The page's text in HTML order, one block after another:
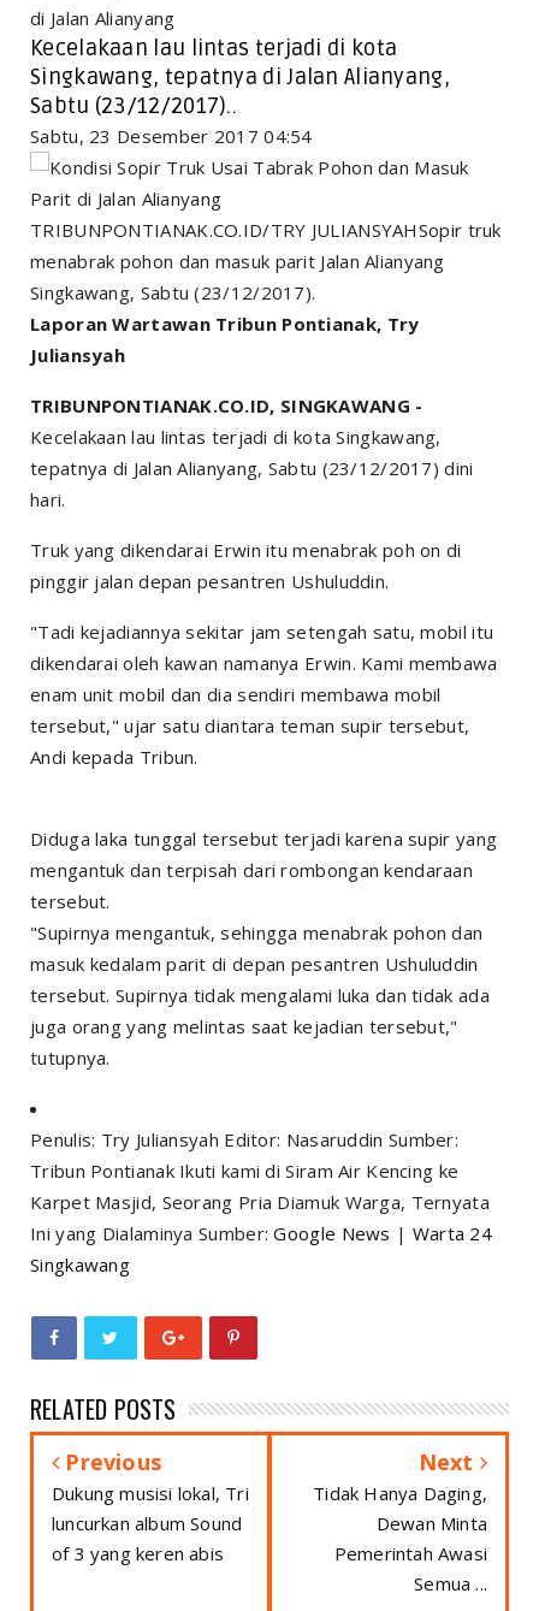
di Jalan Alianyang
Kecelakaan lau lintas terjadi di kota
Singkawang, tepatnya di Jalan Alianyang,
Sabtu (23/12/2017)..
Sabtu, 23 Desember 2017 04:54
TRIBUNPONTIANAK.CO.ID/TRY JULIANSYAHSopir truk
menabrak pohon dan masuk parit Jalan Alianyang
Singkawang, Sabtu (23/12/2017).
Laporan Wartawan Tribun Pontianak, Try
Juliansyah
TRIBUNPONTIANAK.CO.ID, SINGKAWANG -
Kecelakaan lau lintas terjadi di kota Singkawang,
tepatnya di Jalan Alianyang, Sabtu (23/12/2017) dini
hari.
Truk yang dikendarai Erwin itu menabrak poh on di
pinggir jalan depan pesantren Ushuluddin.
"Tadi kejadiannya sekitar jam setengah satu, mobil itu
dikendarai oleh kawan namanya Erwin. Kami membawa
enam unit mobil dan dia sendiri membawa mobil
tersebut," ujar satu diantara teman supir tersebut,
Andi kepada Tribun.
Diduga laka tunggal tersebut terjadi karena supir yang
mengantuk dan terpisah dari rombongan kendaraan
tersebut.
"Supirnya mengantuk, sehingga menabrak pohon dan
masuk kedalam parit di depan pesantren Ushuluddin
tersebut. Supirnya tidak mengalami luka dan tidak ada
juga orang yang melintas saat kejadian tersebut,"
tutupnya.
Penulis: Try Juliansyah Editor: Nasaruddin Sumber:
Tribun Pontianak Ikuti kami di Siram Air Kencing ke
Karpet Masjid, Seorang Pria Diamuk Warga, Ternyata
Ini yang Dialaminya Sumber:Google News | Warta 24
Singkawang
RELATED POSTS
Previous
Dukung musisi lokal, Tri
luncurkan album Sound
of 3 yang keren abis
Next
Tidak Hanya Daging,
Dewan Minta
Pemerintah Awasi
Semua ...